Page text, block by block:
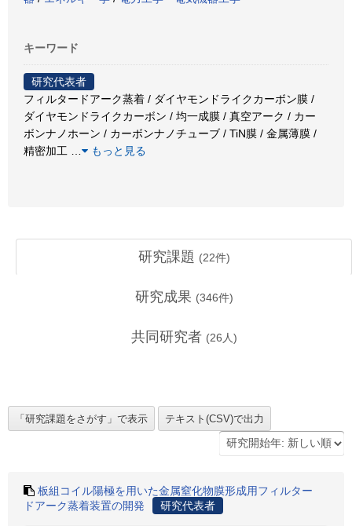
キーワード
研究代表者
フィルタードアーク蒸着 / ダイヤモンドライクカーボン膜 /
ダイヤモンドライクカーボン / 均一成膜 / 真空アーク / カー
ボンナノホーン / カーボンナノチューブ / TiN膜 / 金属薄膜 /
精密加工
もっと見る
研究課題 (22件)
研究成果 (346件)
共同研究者 (26 人)
板組コイル陽極を用いた金属窒化物膜形成用フィルター
ドアーク蒸着装置の開発
研究代表者